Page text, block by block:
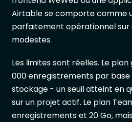
Airtable se comporte comme
parfaitement opérationnel sur
modestes.
Les limites sont réelles. Le
000 enregistrements par base
stockage - un seuil atteint en
sur un projet actif. Le plan
enregistrements et 20 Go,